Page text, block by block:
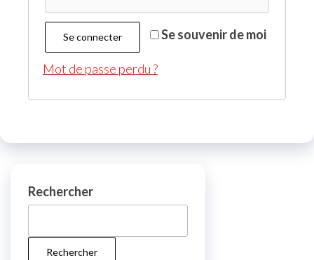
Se souvenir de moi
Se connecter
Mot de passe perdu ?
Rechercher
Rechercher